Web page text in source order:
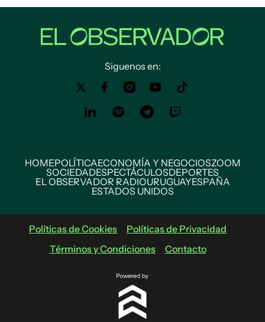
Siguenos en:
HOMEPOLÍTICAECONOMÍA Y NEGOCIOSZOOM
SOCIEDADESPECTÁCULOSDEPORTES
EL OBSERVADOR RADIOURUGUAYESPAÑA
ESTADOS UNIDOS
Políticas de Cookies
Políticas de Privacidad
Términos y Condiciones
Contacto